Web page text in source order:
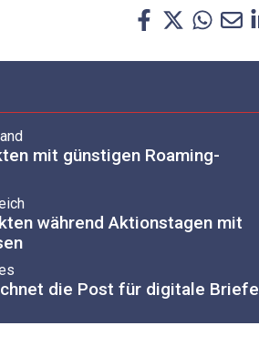
mit günstigen Roaming-
während Aktionstagen mit
die Post für digitale Briefe